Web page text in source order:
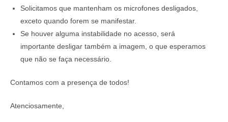
Solicitamos que mantenham os microfones desligados,
exceto quando forem se manifestar.
Se houver alguma instabilidade no acesso, será
importante desligar também a imagem, o que esperamos
que não se faça necessário.
Contamos com a presença de todos!
Atenciosamente,